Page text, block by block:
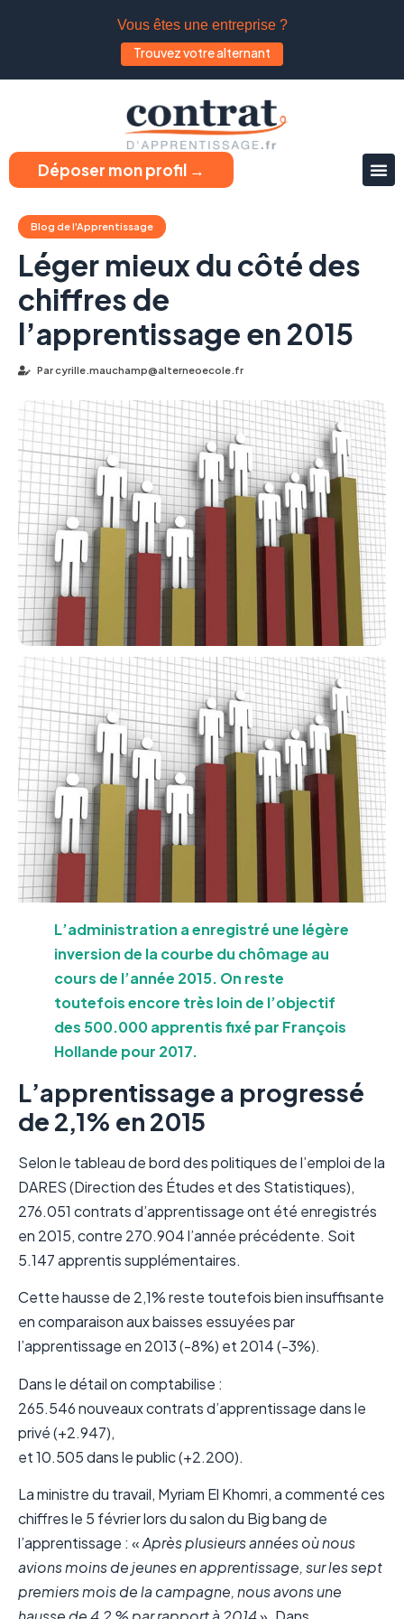
Vous êtes une entreprise ?
Trouvez votre alternant
Déposer mon profil →
Blog de l'Apprentissage
Léger mieux du côté des
chiffres de
l’apprentissage en 2015
Parcyrille.mauchamp@alterneoecole.fr
L’administration a enregistré une légère
inversion de la courbe du chômage au
cours de l’année 2015. On reste
toutefois encore très loin de l’objectif
des 500.000 apprentis fixé par François
Hollande pour 2017.
L’apprentissage a progressé
de 2,1% en 2015
Selon le tableau de bord des politiques de l’emploi de la
DARES (Direction des Études et des Statistiques),
276.051 contrats d’apprentissage ont été enregistrés
en 2015, contre 270.904 l’année précédente. Soit
5.147 apprentis supplémentaires.
Cette hausse de 2,1% reste toutefois bien insuffisante
en comparaison aux baisses essuyées par
l’apprentissage en 2013 (-8%) et 2014 (-3%).
Dans le détail on comptabilise :
265.546 nouveaux contrats d’apprentissage dans le
privé (+2.947),
et 10.505 dans le public (+2.200).
La ministre du travail, Myriam El Khomri, a commenté ces
chiffres le 5 février lors du salon du Big bang de
l’apprentissage : «Après plusieurs années où nous
avions moins de jeunes en apprentissage, sur les sept
premiers mois de la campagne, nous avons une